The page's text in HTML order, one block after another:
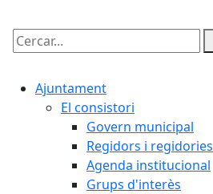
Cercar:
Ajuntament
El consistori
Govern municipal
Regidors i regidories
Agenda institucional
Grups d'interès